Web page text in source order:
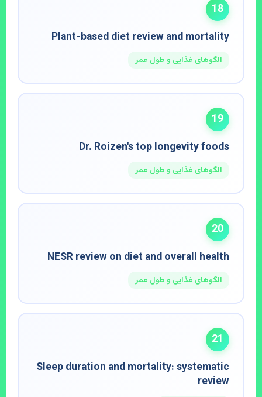
18
Plant-based diet review and mortality
الگوهای غذایی و طول عمر
19
Dr. Roizen's top longevity foods
الگوهای غذایی و طول عمر
20
NESR review on diet and overall health
الگوهای غذایی و طول عمر
21
Sleep duration and mortality: systematic
review